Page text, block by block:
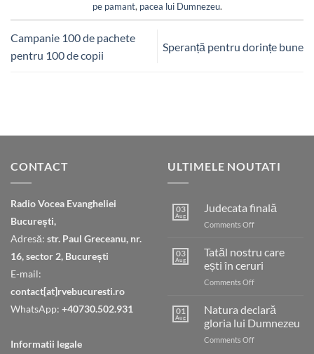
pe pamant, pacea lui Dumnezeu.
Campanie 100 de pachete
pentru 100 de copii
Speranță pentru dorințe bune
CONTACT
Radio Vocea Evangheliei
București,
Adresă: str. Paul Greceanu, nr.
16, sector 2, București
E-mail:
contact[at]rvebucuresti.ro
WhatsApp: +40730.502.931
Informatii legale
ULTIMELE NOUTATI
03
Aug
Judecata finală
Comments Offon
03
Aug
Tatăl nostru care
ești în ceruri
Comments Offon
nostru
care
ești
în
01
Aug
Natura declară
gloria lui Dumnezeu
Comments Offon